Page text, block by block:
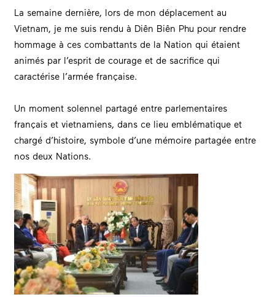
La semaine dernière, lors de mon déplacement au
Vietnam, je me suis rendu à Diên Biên Phu pour rendre
hommage à ces combattants de la Nation qui étaient
animés par l’esprit de courage et de sacrifice qui
caractérise l’armée française.
Un moment solennel partagé entre parlementaires
français et vietnamiens, dans ce lieu emblématique et
chargé d’histoire, symbole d’une mémoire partagée entre
nos deux Nations.